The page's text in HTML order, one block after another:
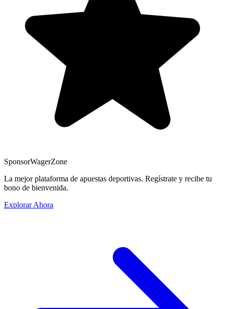
SponsorWagerZone
La mejor plataforma de apuestas deportivas. Regístrate y recibe tu
bono de bienvenida.
Explorar Ahora